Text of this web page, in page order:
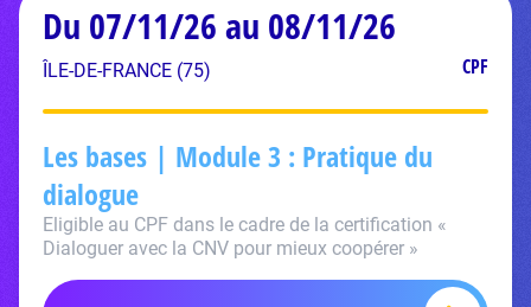
Du 07/11/26 au 08/11/26
ÎLE-DE-FRANCE (75) CPF
Les bases | Module 3 : Pratique du
dialogue
Eligible au CPF dans le cadre de la certification «
Dialoguer avec la CNV pour mieux coopérer »